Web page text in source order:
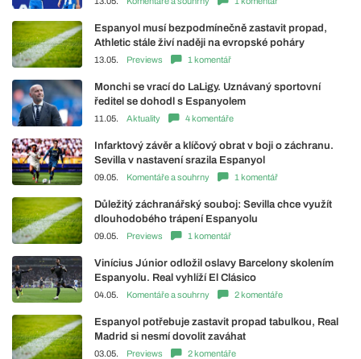
Espanyol musí bezpodmínečně zastavit propad,
Athletic stále živí naději na evropské poháry
13.05. Previews 1 komentář
Monchi se vrací do LaLigy. Uznávaný sportovní
ředitel se dohodl s Espanyolem
11.05. Aktuality 4 komentáře
Infarktový závěr a klíčový obrat v boji o záchranu.
Sevilla v nastavení srazila Espanyol
09.05. Komentáře a souhrny 1 komentář
Důležitý záchranářský souboj: Sevilla chce využít
dlouhodobého trápení Espanyolu
09.05. Previews 1 komentář
Vinícius Júnior odložil oslavy Barcelony skolením
Espanyolu. Real vyhlíží El Clásico
04.05. Komentáře a souhrny 2 komentáře
Espanyol potřebuje zastavit propad tabulkou, Real
Madrid si nesmí dovolit zaváhat
03.05. Previews 2 komentáře